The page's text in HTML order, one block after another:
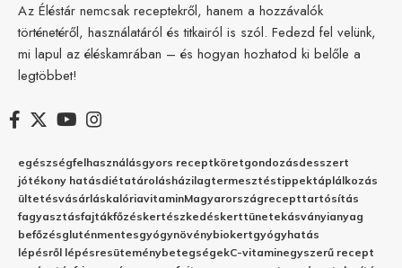
Az Éléstár nemcsak receptekről, hanem a hozzávalók
történetéről, használatáról és titkairól is szól. Fedezd fel velünk,
mi lapul az éléskamrában – és hogyan hozhatod ki belőle a
legtöbbet!
egészségfelhasználásgyors receptköretgondozásdesszert
jótékony hatásdiétatárolásházilagtermesztéstippektáplálkozás
ültetésvásárláskalóriavitaminMagyarországrecepttartósítás
fagyasztásfajtákfőzéskertészkedéskerttünetekásványianyag
befőzésgluténmentesgyógynövénybiokertgyógyhatás
lépésről lépésresüteménybetegségekC-vitaminegyszerű recept